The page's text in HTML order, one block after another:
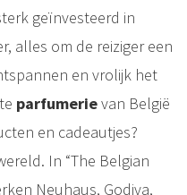
geïnvesteerd in
alles om de reiziger een
en vrolijk het
parfumerievan België
en cadeautjes?
In “The Belgian
Neuhaus, Godiva,